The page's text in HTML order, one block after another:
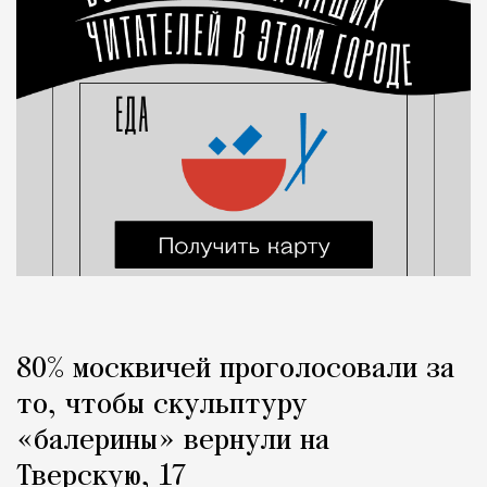
80% москвичей проголосовали за
то, чтобы скульптуру
«балерины» вернули на
Тверскую, 17